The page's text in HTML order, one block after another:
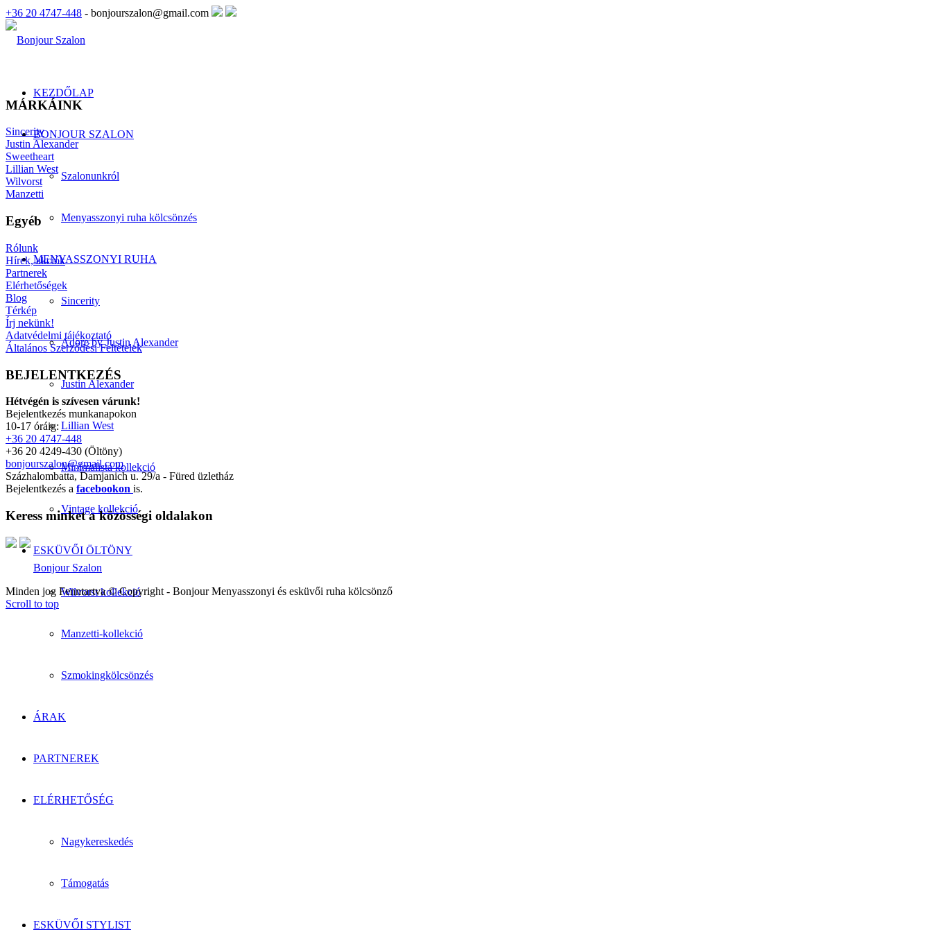
+36 20 4747-448 - bonjourszalon@gmail.com
KEZDŐLAP
BONJOUR SZALON
Szalonunkról
Menyasszonyi ruha kölcsönzés
MENYASSZONYI RUHA
Sincerity
Adore by Justin Alexander
Justin Alexander
Lillian West
Minimalista kollekció
Vintage kollekció
ESKÜVŐI ÖLTÖNY
Wilvorst kollekció
Manzetti-kollekció
Szmokingkölcsönzés
ÁRAK
PARTNEREK
ELÉRHETŐSÉG
Nagykereskedés
Támogatás
ESKÜVŐI STYLIST
MÁRKÁINK
Sincerity
Justin Alexander
Sweetheart
Lillian West
Wilvorst
Manzetti
Egyéb
Rólunk
Hírek, akciók
Partnerek
Elérhetőségek
Blog
Térkép
Írj nekünk!
Adatvédelmi tájékoztató
Általános Szerződési Feltételek
BEJELENTKEZÉS
Hétvégén is szívesen várunk!
Bejelentkezés munkanapokon
10-17 óráig:
+36 20 4747-448
+36 20 4249-430 (Öltöny)
bonjourszalon@gmail.com
Százhalombatta, Damjanich u. 29/a - Füred üzletház
Bejelentkezés a facebookon is.
Keress minket a közösségi oldalakon
Bonjour Szalon
Minden jog Fenntartva © Copyright - Bonjour Menyasszonyi és esküvői ruha kölcsönző
Scroll to top